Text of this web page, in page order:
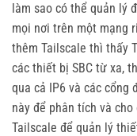
làm sao có thể quản lý
mọi nơi trên một mạng
thêm Tailscale thì thấy
các thiết bị SBC từ xa,
qua cả IP6 và các cổng
này để phân tích và
Tailscale để quản lý